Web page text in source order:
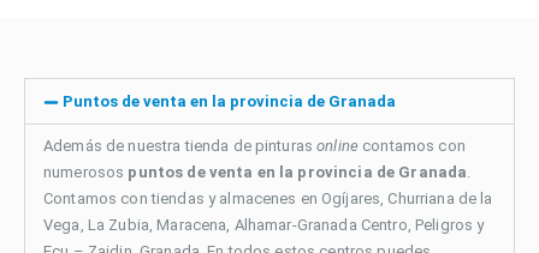
Puntos de venta en la provincia de Granada
Además de nuestra tienda de pinturasonline contamos con
numerosos puntos de venta en la provincia de Granada.
Contamos con tiendas y almacenes en Ogíjares, Churriana de la
Vega, La Zubia, Maracena, Alhamar-Granada Centro, Peligros y